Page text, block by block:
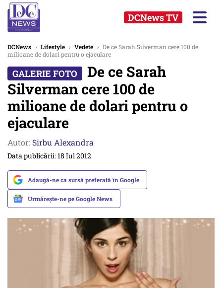
DCNews TV
DCNews › Lifestyle › Vedete › De ce Sarah Silverman cere 100 de
milioane de dolari pentru o ejaculare
De ce Sarah
Silverman cere 100 de
milioane de dolari pentru o
ejaculare
Autor: Sirbu Alexandra
Data publicării: 18 Iul 2012
Adaugă-ne ca sursă preferată în Google
Urmărește-ne pe Google News